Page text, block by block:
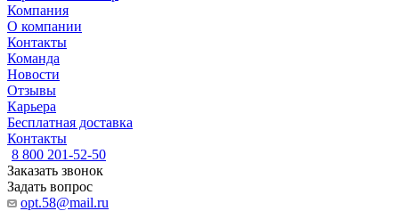
Компания
О компании
Контакты
Команда
Новости
Отзывы
Карьера
Бесплатная доставка
Контакты
8 800 201-52-50
Заказать звонок
Задать вопрос
opt.58@mail.ru